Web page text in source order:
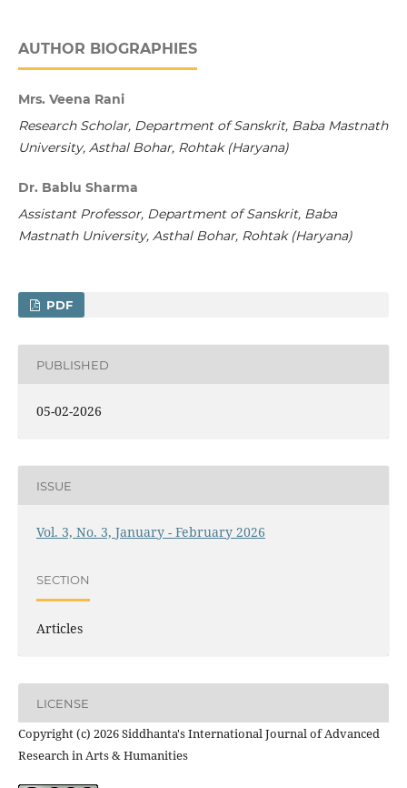
AUTHOR BIOGRAPHIES
Mrs. Veena Rani
Research Scholar, Department of Sanskrit, Baba Mastnath
University, Asthal Bohar, Rohtak (Haryana)
Dr. Bablu Sharma
Assistant Professor, Department of Sanskrit, Baba
Mastnath University, Asthal Bohar, Rohtak (Haryana)
PDF
PUBLISHED
05-02-2026
ISSUE
Vol. 3, No. 3, January - February 2026
SECTION
Articles
LICENSE
Copyright (c) 2026 Siddhanta's International Journal of Advanced
Research in Arts & Humanities